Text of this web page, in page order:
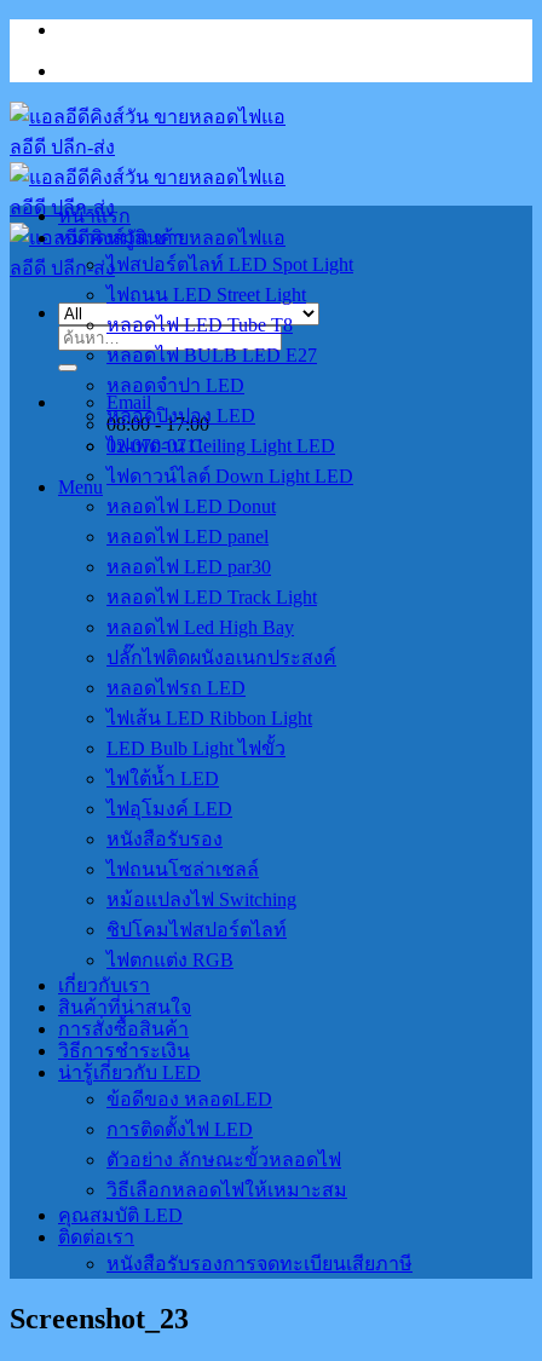
Skip
content
ค้นหา:
Email
08:00 - 17:00
02-070-0711
Menu
หน้าแรก
หมวดหมู่สินค้า
ไฟสปอร์ตไลท์ LED Spot Light
ไฟถนน LED Street Light
หลอดไฟ LED Tube T8
หลอดไฟ BULB LED E27
หลอดจำปา LED
หลอดปิงปอง LED
ไฟเพดาน Ceiling Light LED
ไฟดาวน์ไลต์ Down Light LED
หลอดไฟ LED Donut
หลอดไฟ LED panel
หลอดไฟ LED par30
หลอดไฟ LED Track Light
หลอดไฟ Led High Bay
ปลั๊กไฟติดผนังอเนกประสงค์
หลอดไฟรถ LED
ไฟเส้น LED Ribbon Light
LED Bulb Light ไฟขั้ว
ไฟใต้น้ำ LED
ไฟอุโมงค์ LED
หนังสือรับรอง
ไฟถนนโซล่าเชลล์
หม้อแปลงไฟ Switching
ชิปโคมไฟสปอร์ตไลท์
ไฟตกแต่ง RGB
เกี่ยวกับเรา
สินค้าที่น่าสนใจ
การสั่งซื้อสินค้า
วิธีการชำระเงิน
น่ารู้เกี่ยวกับ LED
ข้อดีของ หลอดLED
การติดตั้งไฟ LED
ตัวอย่าง ลักษณะขั้วหลอดไฟ
วิธีเลือกหลอดไฟให้เหมาะสม
คุณสมบัติ LED
ติดต่อเรา
หนังสือรับรองการจดทะเบียนเสียภาษี
Screenshot_23